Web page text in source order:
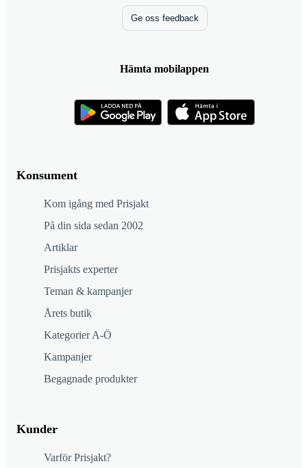
Konsument
Kom igång med Prisjakt
På din sida sedan 2002
Artiklar
Prisjakts experter
Teman & kampanjer
Årets butik
Kategorier A-Ö
Kampanjer
Begagnade produkter
Kunder
Varför Prisjakt?
Ge oss feedback
Hämta mobilappen